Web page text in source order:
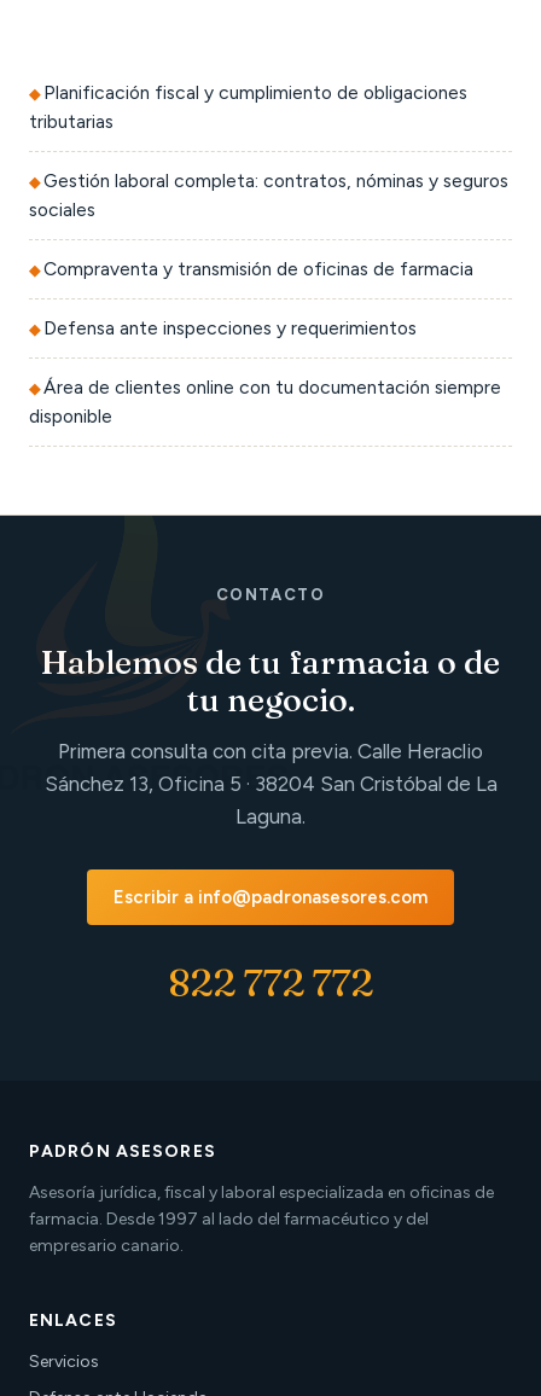
Planificación fiscal y cumplimiento de obligaciones
tributarias
Gestión laboral completa: contratos, nóminas y seguros
sociales
Compraventa y transmisión de oficinas de farmacia
Defensa ante inspecciones y requerimientos
Área de clientes online con tu documentación siempre
disponible
CONTACTO
Hablemos de tu farmacia o de
tu negocio.
Primera consulta con cita previa. Calle Heraclio
Sánchez 13, Oficina 5 · 38204 San Cristóbal de La
Laguna.
Escribir a info@padronasesores.com
822 772 772
PADRÓN ASESORES
Asesoría jurídica, fiscal y laboral especializada en oficinas de
farmacia. Desde 1997 al lado del farmacéutico y del
empresario canario.
ENLACES
Servicios